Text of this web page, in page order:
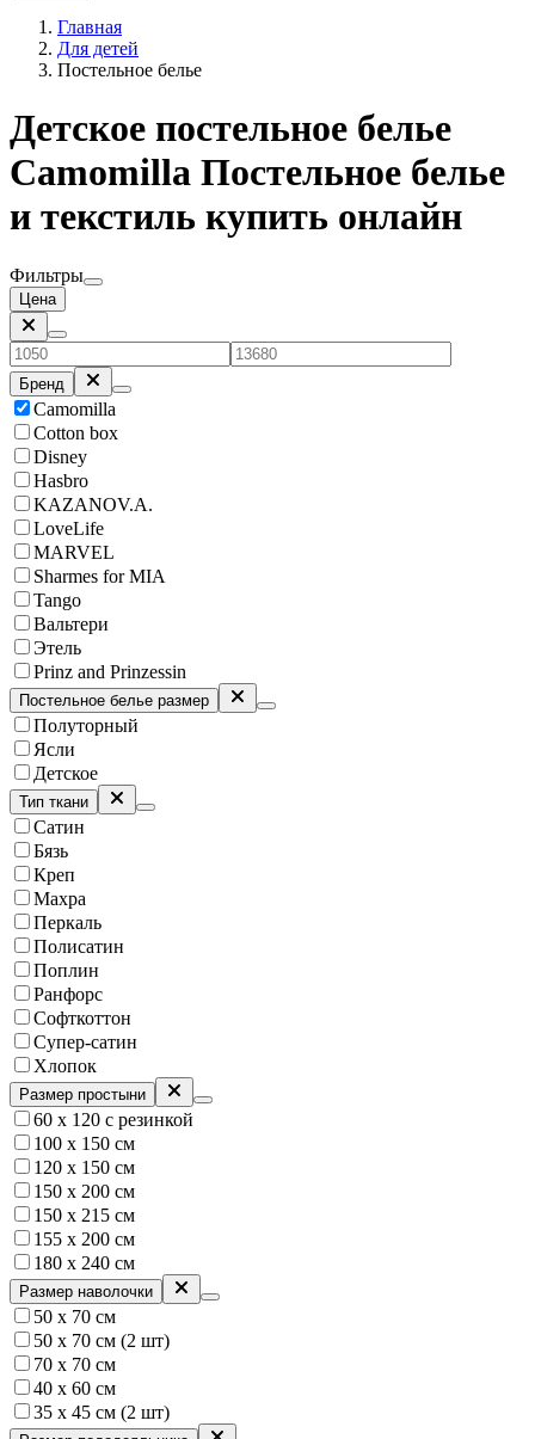
Главная
Для детей
Постельное белье
Детское постельное белье
Camomilla Постельное белье
и текстиль купить онлайн
Фильтры
Цена
Бренд
Camomilla
Cotton box
Disney
Hasbro
KAZANOV.A.
LoveLife
MARVEL
Sharmes for MIA
Tango
Вальтери
Этель
Prinz and Prinzessin
Постельное белье размер
Полуторный
Ясли
Детское
Тип ткани
Сатин
Бязь
Креп
Махра
Перкаль
Полисатин
Поплин
Ранфорс
Софткоттон
Супер-сатин
Хлопок
Размер простыни
60 х 120 с резинкой
100 x 150 см
120 x 150 см
150 х 200 см
150 х 215 см
155 x 200 см
180 х 240 см
Размер наволочки
50 х 70 см
50 х 70 см (2 шт)
70 х 70 см
40 х 60 см
35 x 45 см (2 шт)